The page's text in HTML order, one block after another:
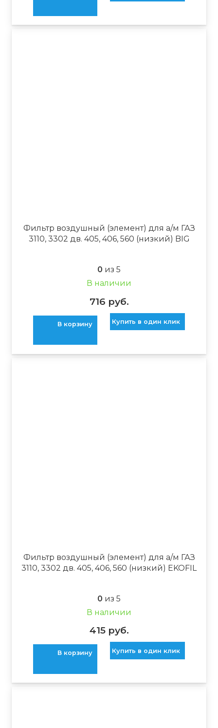
Фильтр воздушный (элемент) для а/м ГАЗ
3110, 3302 дв. 405, 406, 560 (низкий) BIG
0 из 5
В наличии
716 руб.
В корзину Купить в один клик
Фильтр воздушный (элемент) для а/м ГАЗ
3110, 3302 дв. 405, 406, 560 (низкий) EKOFIL
0 из 5
В наличии
415 руб.
В корзину Купить в один клик